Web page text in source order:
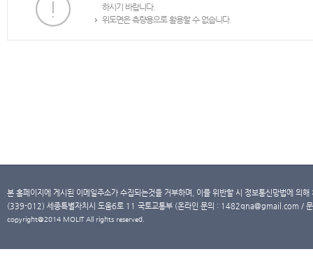
하시기 바랍니다.
위도면은 측량용으로 활용할 수 없습니다.
본 홈페이지에 게시된 이메일주소가 수집되는것을 거부하며, 이를 위반할 시 정보통신망법에 의
(339-012) 세종특별자치시 도움6로 11 국토교통부 (온라인 문의 : 1482qna@gmail.com /
copyright@2014 MOLIT All rights reserved.